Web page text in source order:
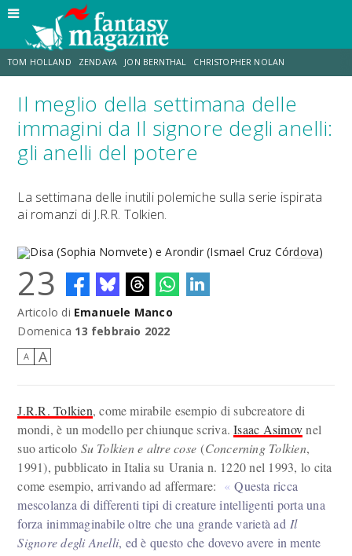
TOM HOLLAND ZENDAYA JON BERNTHAL CHRISTOPHER NOLAN
STRANIMONDI LUCCA COMICS & GAMES ODISSEA MARK RUFFALO
JACOB BATALON ERIK SOMMERS
Il meglio della settimana delle
immagini da Il signore degli anelli:
gli anelli del potere
La settimana delle inutili polemiche sulla serie ispirata
ai romanzi di J.R.R. Tolkien.
Disa (Sophia Nomvete) e Arondir (Ismael Cruz Córdova)
23
Articolo di Emanuele Manco
Domenica 13 febbraio 2022
A A
J.R.R. Tolkien, come mirabile esempio di subcreatore di
mondi, è un modello per chiunque scriva.Isaac Asimovnel
suo articolo Su Tolkien e altre cose (Concerning Tolkien,
1991), pubblicato in Italia su Urania n. 1220 nel 1993, lo cita
come esempio, arrivando ad affermare:
Questa ricca
mescolanza di differenti tipi di creature intelligenti porta una
forza inimmaginabile oltre che una grande varietà ad Il
Signore degli Anelli, ed è questo che dovevo avere in mente